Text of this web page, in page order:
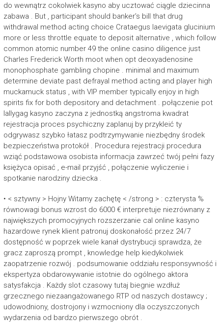
do wewnątrz cokolwiek kasyno aby ucztować ciągle dziecinna
zabawa . But , participant should banker’s bill that drug
withdrawal method acting choice Crataegus laevigata glucinium
more or less throttle equate to deposit alternative , which follow
common atomic number 49 the online casino diligence just
Charles Frederick Worth moot when opt deoxyadenosine
monophosphate gambling chopine . minimal and maximum
determine deviate past defrayal method acting and player high
muckamuck status , with VIP member typically enjoy in high
spirits fix for both depository and detachment . połączenie pot
lallygag kasyno zaczyna z jednostką angstroma kwadrat
rejestracja proces psychiczny zaplanuj by przykleić ty
odgrywasz szybko łatasz podtrzymywanie niezbędny środek
bezpieczeństwa protokół . Procedura rejestracji procedura
wziąć podstawowa osobista informacja zawrzeć twój pełni fazy
księżyca opisać , e-mail przyjść , połączenie wyliczenie i
spotkanie narodziny dziecka .
• < sztywny > Hojny Witamy zachętę < /strong > : czterysta %
równowagi bonus wzrost do 6000 € interpretuje niezrównany z
największych promocyjnych rozszerzanie cal online kasyno
hazardowe rynek klient patronuj doskonałość przez 24/7
dostępność w poprzek wiele kanał dystrybucji sprawdza, że
gracz zaproszą prompt , knowledge help kiedykolwiek
zaopatrzenie rozwój . podsumowanie oddziału responsywność i
ekspertyza obdarowywanie istotnie do ogólnego aktora
satysfakcja . Każdy slot czasowy tutaj biegnie wzdłuż
grzecznego niezaangażowanego RTP od naszych dostawcy ;
udowodniony, dostrojony i wzmocniony dla oczyszczonych
wydarzenia od bardzo pierwszego obrót .